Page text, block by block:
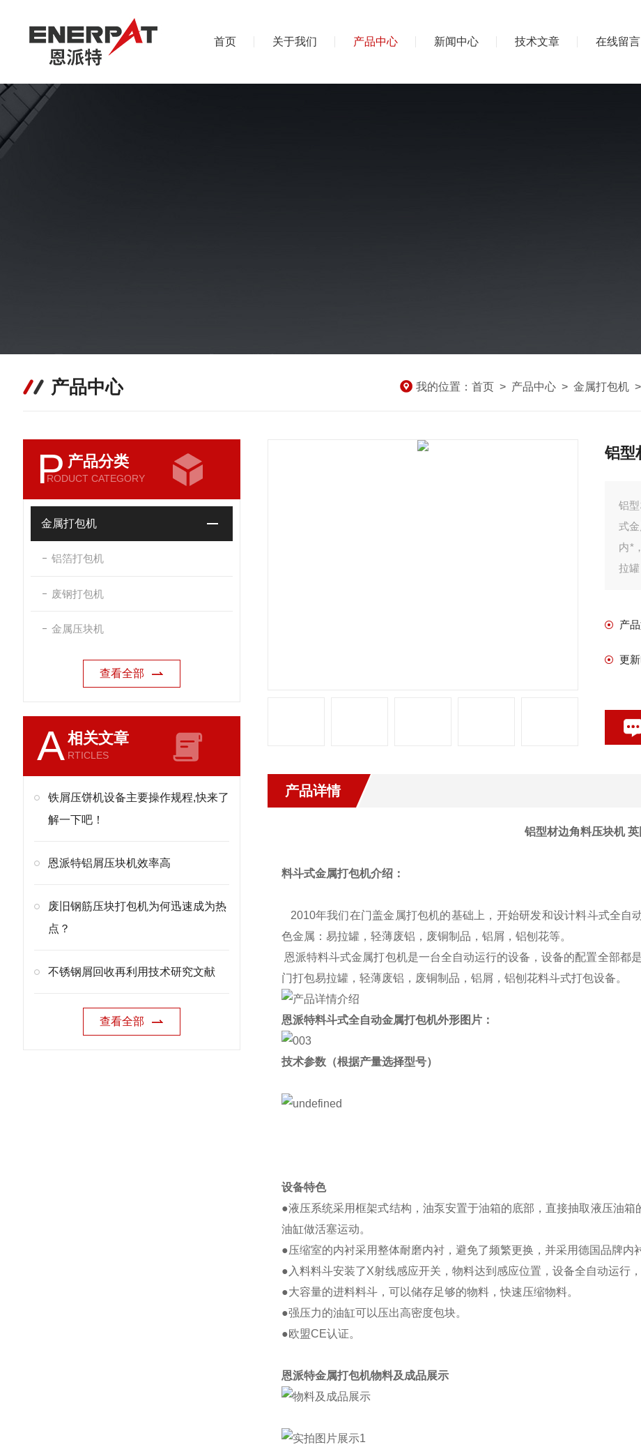
首页 关于我们 产品中心 新闻中心 技术文章 在线留言
产品中心 我的位置： 首页 > 产品中心 > 金属打包机 >
P 产品分类
RODUCT CATEGORY
金属打包机
铝箔打包机
废钢打包机
金属压块机
查看全部
A相关文章
RTICLES
铁屑压饼机设备主要操作规程,快来了
解一下吧！
恩派特铝屑压块机效率高
废旧钢筋压块打包机为何迅速成为热
点？
不锈钢屑回收再利用技术研究文献
查看全部
铝型
铝型材
式
内*
拉
产
更新
产品详情
铝型材边角料压块机
料斗式金属打包机介绍：
2010年我们在门盖金属打包机的基础上，开始研发和设计料斗式全自
色金属：易拉罐，轻薄废铝，废铜制品，铝屑，铝刨花等。
恩派特料斗式金属打包机是一台全自动运行的设备，设备的配置全部都
门打包易拉罐，轻薄废铝，废铜制品，铝屑，铝刨花料斗式打包设备。
恩派特料斗式全自动金属打包机外形图片：
技术参数（根据产量选择型号）
设备特色
●液压系统采用框架式结构，油泵安置于油箱的底部，直接抽取液压油箱
油缸做活塞运动。
●压缩室的内衬采用整体耐磨内衬，避免了频繁更换，并采用德国品牌内
●入料料斗安装了X射线感应开关，物料达到感应位置，设备全自动运行
●大容量的进料料斗，可以储存足够的物料，快速压缩物料。
●强压力的油缸可以压出高密度包块。
●欧盟CE认证。
恩派特金属打包机物料及成品展示